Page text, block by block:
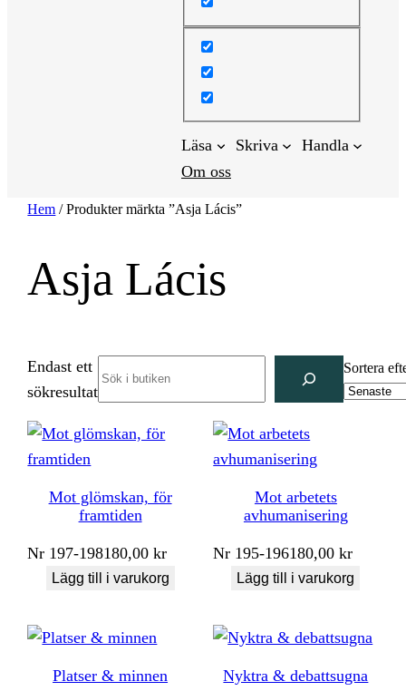
Läsa Skriva
Handla
Om oss
Hem / Produkter märkta ”Asja Lácis”
Asja Lácis
Endast ett
sökresultat
Sortera
Mot glömskan, för
framtiden
Nr 197-198180,00kr
Lägg till i varukorg
Mot arbetets
avhumanisering
Nr 195-196180,00kr
Lägg till i varukorg
Platser & minnen Nyktra & debattsugna